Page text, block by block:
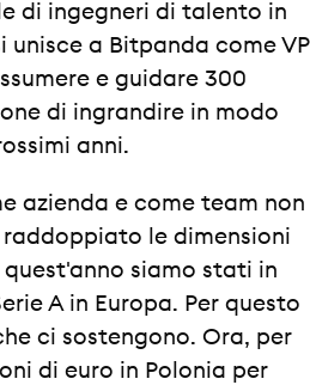
di ingegneri di talento in
unisce a Bitpanda come VP
e guidare 300
di ingrandire in modo
anni.
azienda e come team non
le dimensioni
siamo stati in
A in Europa. Per questo
ci sostengono. Ora, per
di euro in Polonia per